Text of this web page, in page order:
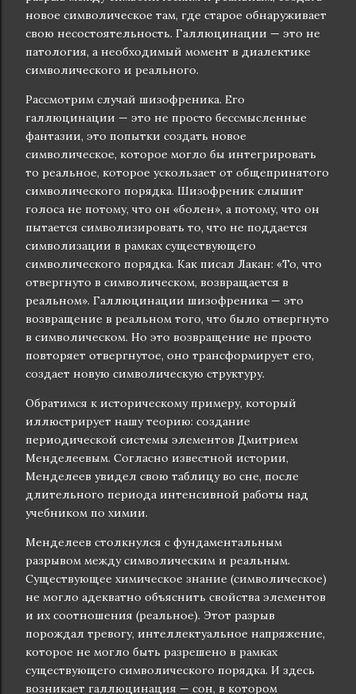
новое символическое там, где старое обнаруживает
свою несостоятельность. Галлюцинации — это не
патология, а необходимый момент в диалектике
символического и реального.
Рассмотрим случай шизофреника. Его
галлюцинации — это не просто бессмысленные
фантазии, это попытки создать новое
символическое, которое могло бы интегрировать
то реальное, которое ускользает от общепринятого
символического порядка. Шизофреник слышит
голоса не потому, что он «болен», а потому, что он
пытается символизировать то, что не поддается
символизации в рамках существующего
символического порядка. Как писал Лакан: «То, что
отвергнуто в символическом, возвращается в
реальном». Галлюцинации шизофреника — это
возвращение в реальном того, что было отвергнуто
в символическом. Но это возвращение не просто
повторяет отвергнутое, оно трансформирует его,
создает новую символическую структуру.
Обратимся к историческому примеру, который
иллюстрирует нашу теорию: создание
периодической системы элементов Дмитрием
Менделеевым. Согласно известной истории,
Менделеев увидел свою таблицу во сне, после
длительного периода интенсивной работы над
учебником по химии.
Менделеев столкнулся с фундаментальным
разрывом между символическим и реальным.
Существующее химическое знание (символическое)
не могло адекватно объяснить свойства элементов
и их соотношения (реальное). Этот разрыв
порождал тревогу, интеллектуальное напряжение,
которое не могло быть разрешено в рамках
существующего символического порядка. И здесь
возникает галлюцинация — сон, в котором